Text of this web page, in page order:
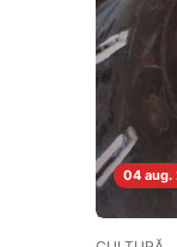
04 aug.